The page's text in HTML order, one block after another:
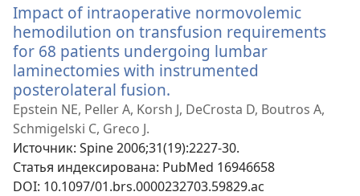
окне)
Impact of intraoperative normovolemic
hemodilution on transfusion requirements
for 68 patients undergoing lumbar
laminectomies with instrumented
posterolateral fusion.
в
окне)
Epstein NE, Peller A, Korsh J, DeCrosta D, Boutros A,
Schmigelski C, Greco J.
Источник‎: Spine 2006;31(19):2227-30.
Статья индексирована‎: PubMed 16946658
DOI‎: 10.1097/01.brs.0000232703.59829.ac